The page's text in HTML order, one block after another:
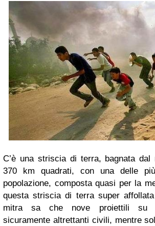
C’è una striscia di terra, bagnata
370 km quadrati, con una delle
popolazione, composta quasi per la
questa striscia di terra super
mitra sa che nove proiettili su
sicuramente altrettanti civili, mentre